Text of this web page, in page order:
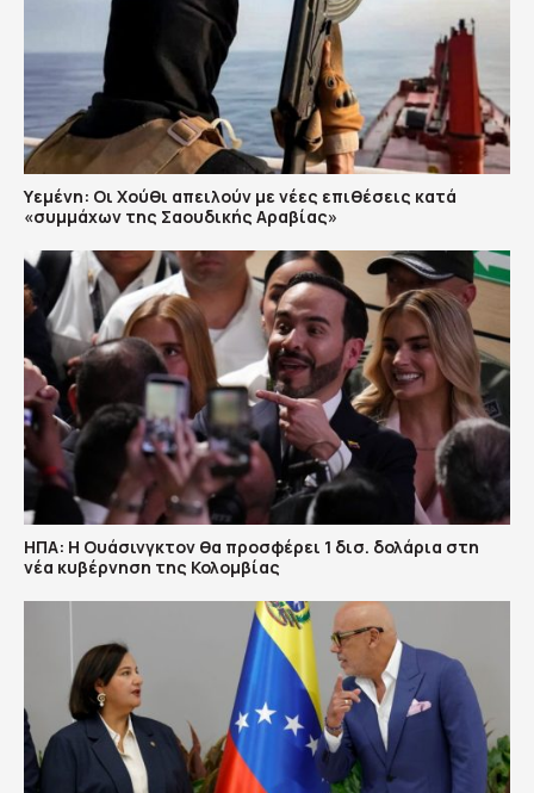
Υεμένη: Οι Χούθι απειλούν με νέες επιθέσεις κατά
«συμμάχων της Σαουδικής Αραβίας»
ΗΠΑ: H Ουάσινγκτον θα προσφέρει 1 δισ. δολάρια στη
νέα κυβέρνηση της Κολομβίας